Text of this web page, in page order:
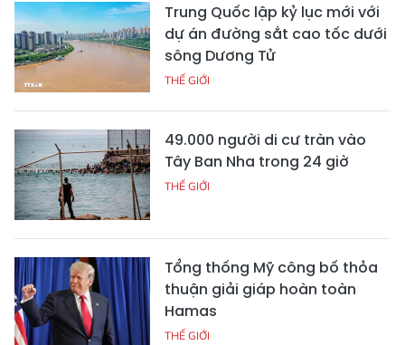
Trung Quốc lập kỷ lục mới với
dự án đường sắt cao tốc dưới
sông Dương Tử
THẾ GIỚI
49.000 người di cư tràn vào
Tây Ban Nha trong 24 giờ
THẾ GIỚI
Tổng thống Mỹ công bố thỏa
thuận giải giáp hoàn toàn
Hamas
THẾ GIỚI